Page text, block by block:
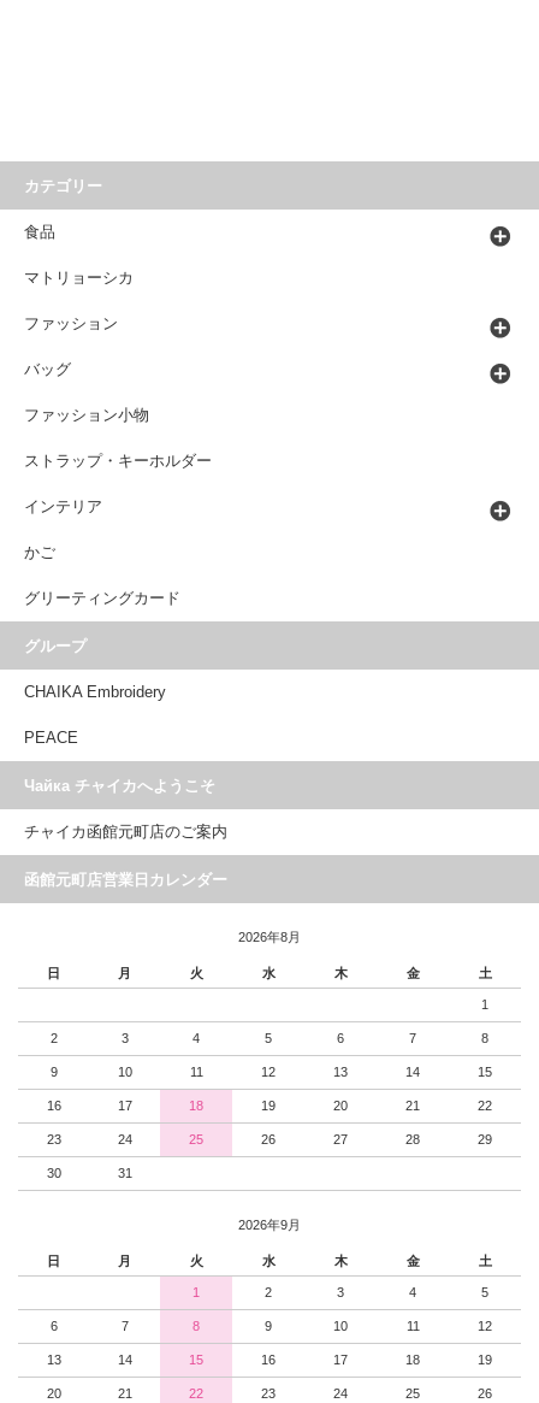
カテゴリー
食品
マトリョーシカ
ファッション
バッグ
ファッション小物
ストラップ・キーホルダー
インテリア
かご
グリーティングカード
グループ
CHAIKA Embroidery
PEACE
Чайка チャイカへようこそ
チャイカ函館元町店のご案内
函館元町店営業日カレンダー
2026年8月
日 月 火 水 木 金 土
1
2 3 4 5 6 7 8
9 10 11 12 13 14 15
16 17 18 19 20 21 22
23 24 25 26 27 28 29
30 31
2026年9月
日 月 火 水 木 金 土
1 2 3 4 5
6 7 8 9 10 11 12
13 14 15 16 17 18 19
20 21 22 23 24 25 26